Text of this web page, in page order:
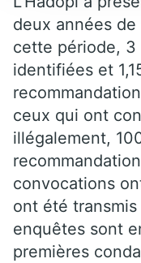
deux années
cette période, 3
identifiées et
ceux qui ont
illégalement,
convocations
ont été
enquêtes sont
premières